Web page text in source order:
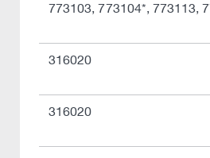
773103, 773104*, 773113,
316020
316020